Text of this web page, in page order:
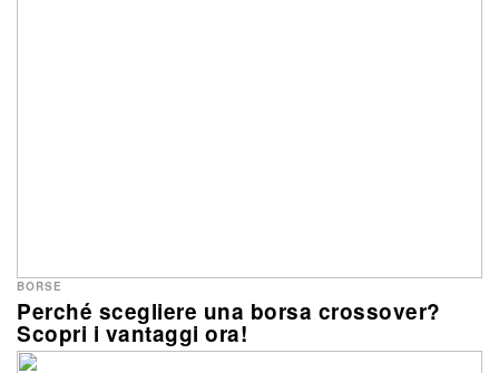
Perché scegliere una borsa crossover?
Scopri i vantaggi ora!
BORSE